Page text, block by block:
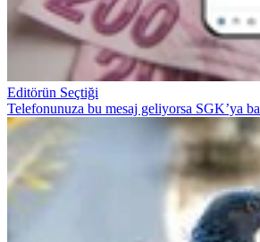
Editörün Seçtiği
Telefonunuza bu mesaj geliyorsa SGK’ya